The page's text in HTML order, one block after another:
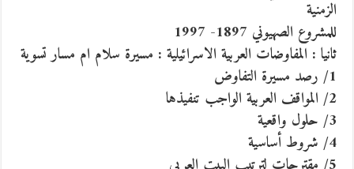
الزمنية
للمشروع الصهيوني 1897- 1997
ثانيا : المفاوضات العربية الاسرائيلية : مسيرة سلام ام مسار تسوية
1/ رصد مسيرة التفاوض
2/ المواقف العربية الواجب تنفيذها
3/ حلول واقعية
4/ شروط أساسية